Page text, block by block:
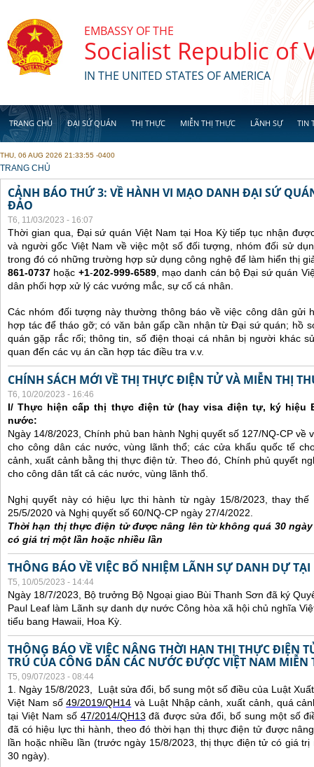
EMBASSY OF THE
Socialist Republic of
IN THE UNITED STATES OF AMERICA
TRANG CHỦ ĐẠI SỨ QUÁN THỊ THỰC MIỄN THỊ THỰC LÃNH SỰ TIN
THU, 06 AUG 2026 21:33:55 -0400
YOU ARE HERE
TRANG CHỦ
CẢNH BÁO THỨ 3: VỀ HÀNH VI MẠO DANH ĐẠI SỨ
ĐẢO
T6, 11/03/2023 - 16:07
Thời gian qua, Đại sứ quán Việt Nam tại Hoa Kỳ tiếp tục nhận
và người gốc Việt Nam về việc một số đối tượng, nhóm đối sử
trong đó có những trường hợp sử dụng công nghệ để làm hiển thị
861-0737 hoặc +1-202-999-6589, mạo danh cán bộ Đại sứ quán
dân phối hợp xử lý các vướng mắc, sự cố cá nhân.
Các nhóm đối tượng này thường thông báo về việc công dân gửi
hợp tác để tháo gỡ; có văn bản gấp cần nhận từ Đại sứ quán; hồ
quán gặp rắc rối; thông tin, số điện thoại cá nhân bị người khác
quan đến các vụ án cần hợp tác điều tra v.v.
CHÍNH SÁCH MỚI VỀ THỊ THỰC ĐIỆN TỬ VÀ MIỄN THỊ
T6, 10/20/2023 - 16:46
I/ Thực hiện cấp thị thực điện tử (hay visa điện tự, ký hiệu
nước:
Ngày 14/8/2023, Chính phủ ban hành Nghị quyết số 127/NQ-CP về
cho công dân các nước, vùng lãnh thổ; các cửa khẩu quốc tế
cảnh, xuất cảnh bằng thị thực điện tử. Theo đó, Chính phủ quyết
cho công dân tất cả các nước, vùng lãnh thổ.
Nghị quyết này có hiệu lực thi hành từ ngày 15/8/2023, thay thế
25/5/2020 và Nghị quyết số 60/NQ-CP ngày 27/4/2022.
Thời hạn thị thực điện tử được nâng lên từ không quá 30
có giá trị một lần hoặc nhiều lần
THÔNG BÁO VỀ VIỆC BỔ NHIỆM LÃNH SỰ DANH DỰ
T5, 10/05/2023 - 14:44
Ngày 18/7/2023, Bộ trưởng Bộ Ngoại giao Bùi Thanh Sơn đã ký
Paul Leaf làm Lãnh sự danh dự nước Công hòa xã hội chủ nghĩa
tiểu bang Hawaii, Hoa Kỳ.
THÔNG BÁO VỀ VIỆC NÂNG THỜI HẠN THỊ THỰC ĐIỆN
TRÚ CỦA CÔNG DÂN CÁC NƯỚC ĐƯỢC VIỆT NAM MIỄN
T5, 09/07/2023 - 08:44
1. Ngày 15/8/2023, Luật sửa đổi, bổ sung một số điều của Luật
Việt Nam số49/2019/QH14 và Luật Nhập cảnh, xuất cảnh, quá
tại Việt Nam số 47/2014/QH13 đã được sửa đổi, bổ sung một số
đã có hiệu lực thi hành, theo đó thời hạn thị thực điện tử được
lần hoặc nhiều lần (trước ngày 15/8/2023, thị thực điện tử có giá
30 ngày).